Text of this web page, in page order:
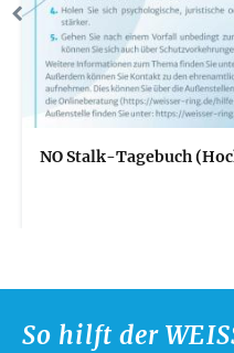
NO Stalk-Tagebuch
So hilft der